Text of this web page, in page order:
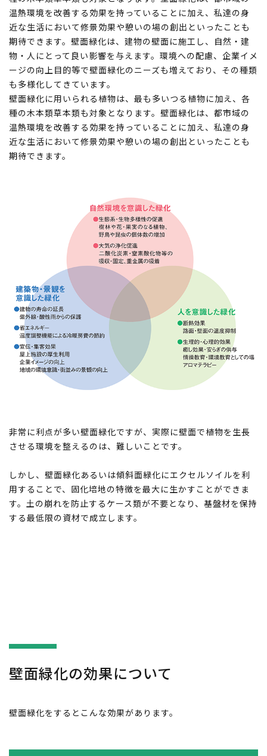
温熱環境を改善する効果を持っていることに加え、私達の身
近な生活において修景効果や憩いの場の創出といったことも
期待できます。壁面緑化は、建物の壁面に施工し、自然・建
物・人にとって良い影響を与えます。環境への配慮、企業イメ
ージの向上目的等で壁面緑化のニーズも増えており、その種類
も多様化してきています。
壁面緑化に用いられる植物は、最も多いつる植物に加え、各
種の木本類草本類も対象となります。壁面緑化は、都市域の
温熱環境を改善する効果を持っていることに加え、私達の身
近な生活において修景効果や憩いの場の創出といったことも
期待できます。
非常に利点が多い壁面緑化ですが、実際に壁面で植物を生長
させる環境を整えるのは、難しいことです。
しかし、壁面緑化あるいは傾斜面緑化にエクセルソイルを利
用することで、固化培地の特徴を最大に生かすことができま
す。土の崩れを防止するケース類が不要となり、基盤材を保持
する最低限の資材で成立します。
壁面緑化の効果について
壁面緑化をするとこんな効果があります。